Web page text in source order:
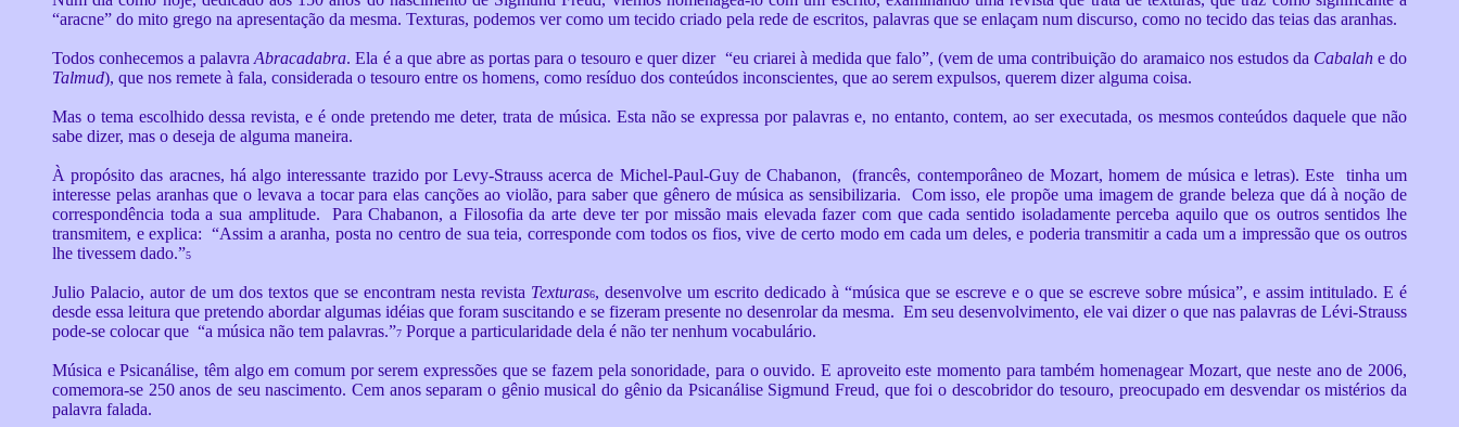
“aracne” do mito grego na apresentação da mesma. Texturas, podemos ver como um tecido criado pela rede de escritos, palavras que se enlaçam num discurso, como no tecido das teias das aranhas.
Todos conhecemos a palavraAbracadabra. Ela é a que abre as portas para o tesouro e quer dizer “eu criarei à medida que falo”, (vem de uma contribuição do aramaico nos estudos da Cabalahe do
Talmud), que nos remete à fala, considerada o tesouro entre os homens, como resíduo dos conteúdos inconscientes, que ao serem expulsos, querem dizer alguma coisa.
Mas o tema escolhido dessa revista, e é onde pretendo me deter, trata de música. Esta não se expressa por palavras e, no entanto, contem, ao ser executada, os mesmos conteúdos daquele que não
sabe dizer, mas o deseja de alguma maneira.
À propósito das aracnes, há algo interessante trazido por Levy-Strauss acerca de Michel-Paul-Guy de Chabanon, (francês, contemporâneo de Mozart, homem de música e letras). Este tinha um
interesse pelas aranhas que o levava a tocar para elas canções ao violão, para saber que gênero de música as sensibilizaria. Com isso, ele propõe uma imagem de grande beleza que dá à noção de
correspondência toda a sua amplitude. Para Chabanon, a Filosofia da arte deve ter por missão mais elevada fazer com que cada sentido isoladamente perceba aquilo que os outros sentidos lhe
transmitem, e explica: “Assim a aranha, posta no centro de sua teia, corresponde com todos os fios, vive de certo modo em cada um deles, e poderia transmitir a cada um a impressão que os outros
lhe tivessem dado.”5
Julio Palacio, autor de um dos textos que se encontram nesta revista Texturas6, desenvolve um escrito dedicado à “música que se escreve e o que se escreve sobre música”, e assim intitulado. E é
desde essa leitura que pretendo abordar algumas idéias que foram suscitando e se fizeram presente no desenrolar da mesma. Em seu desenvolvimento, ele vai dizer o que nas palavras de Lévi-Strauss
pode-se colocar que “a música não tem palavras.”7 Porque a particularidade dela é não ter nenhum vocabulário.
Música e Psicanálise, têm algo em comum por serem expressões que se fazem pela sonoridade, para o ouvido. E aproveito este momento para também homenagear Mozart, que neste ano de 2006,
comemora-se 250 anos de seu nascimento. Cem anos separam o gênio musical do gênio da Psicanálise Sigmund Freud, que foi o descobridor do tesouro, preocupado em desvendar os mistérios da
palavra falada.